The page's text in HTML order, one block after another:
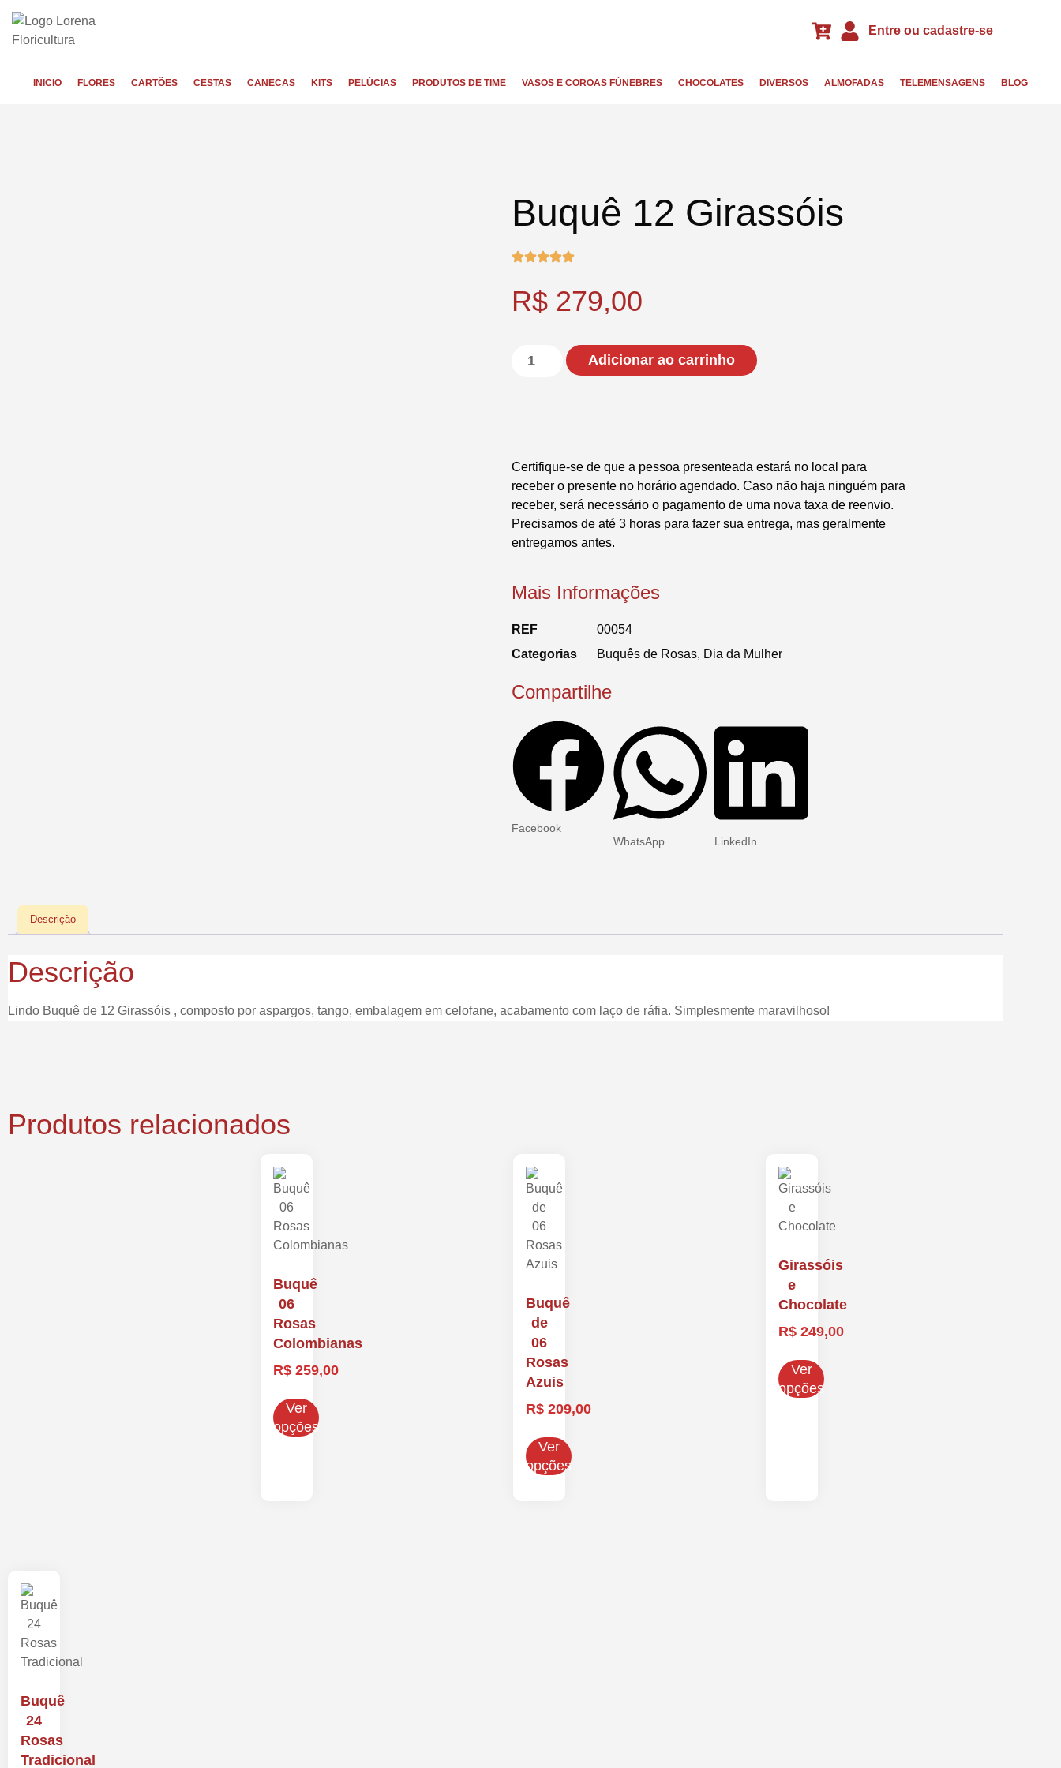
Entre ou cadastre-se
INICIO FLORES CARTÕES CESTAS CANECAS KITS PELÚCIAS PRODUTOS DE TIME VASOS E COROAS FÚNEBRES CHOCOLATES DIVERSOS ALMOFADAS TELEMENSAGENS BLOG
Buquê 12 Girassóis
R$ 279,00
Adicionar ao carrinho
Certifique-se de que a pessoa presenteada estará no local para
receber o presente no horário agendado. Caso não haja ninguém para
receber, será necessário o pagamento de uma nova taxa de reenvio.
Precisamos de até 3 horas para fazer sua entrega, mas geralmente
entregamos antes.
Mais Informações
REF
00054
Categorias
Buquês de Rosas, Dia da Mulher
Compartilhe
Facebook
WhatsApp
LinkedIn
Descrição
Descrição
Lindo Buquê de 12 Girassóis , composto por aspargos, tango, embalagem em celofane, acabamento com laço de ráfia. Simplesmente maravilhoso!
Produtos relacionados
Buquê
06
Rosas
Colombianas
R$ 259,00
Ver
opções
Buquê
de
06
Rosas
Azuis
R$ 209,00
Ver
opções
Girassóis
e
Chocolate
R$ 249,00
Ver
opções
Buquê
24
Rosas
Tradicional